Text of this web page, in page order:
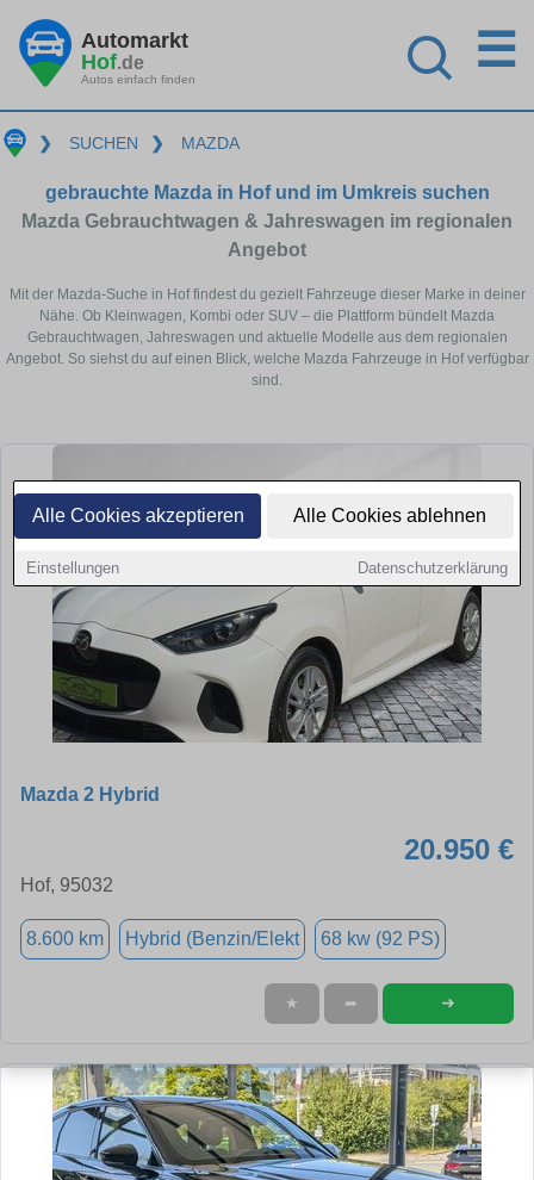
Alle Cookies akzeptieren Alle Cookies ablehnen
Einstellungen Datenschutzerklärung
Automarkt
Hof.de
Autos einfach finden
☰
❯ SUCHEN ❯ MAZDA
gebrauchte Mazda in Hof und im Umkreis suchen
Mazda Gebrauchtwagen & Jahreswagen im regionalen
Angebot
Mit der Mazda-Suche in Hof findest du gezielt Fahrzeuge dieser Marke in deiner
Nähe. Ob Kleinwagen, Kombi oder SUV – die Plattform bündelt Mazda
Gebrauchtwagen, Jahreswagen und aktuelle Modelle aus dem regionalen
Angebot. So siehst du auf einen Blick, welche Mazda Fahrzeuge in Hof verfügbar
sind.
Mazda 2 Hybrid
20.950 €
Hof, 95032
8.600 km Hybrid (Benzin/Elekt 68 kw (92 PS)
★ ➦ ➜